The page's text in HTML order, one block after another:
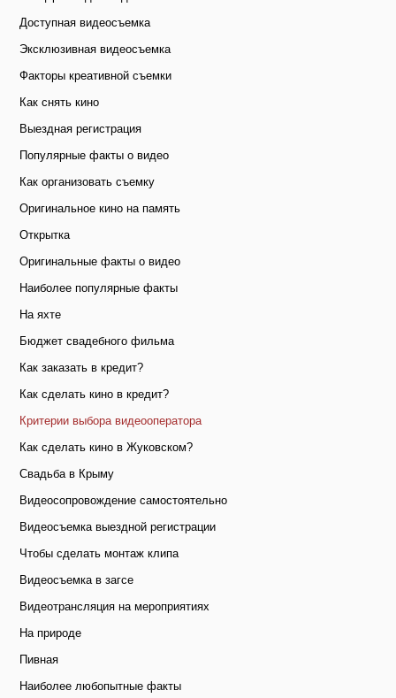
Доступная видеосъемка
Эксклюзивная видеосъемка
Факторы креативной съемки
Как снять кино
Выездная регистрация
Популярные факты о видео
Как организовать съемку
Оригинальное кино на память
Открытка
Оригинальные факты о видео
Наиболее популярные факты
На яхте
Бюджет свадебного фильма
Как заказать в кредит?
Как сделать кино в кредит?
Критерии выбора видеооператора
Как сделать кино в Жуковском?
Свадьба в Крыму
Видеосопровождение самостоятельно
Видеосъемка выездной регистрации
Чтобы сделать монтаж клипа
Видеосъемка в загсе
Видеотрансляция на мероприятиях
На природе
Пивная
Наиболее любопытные факты